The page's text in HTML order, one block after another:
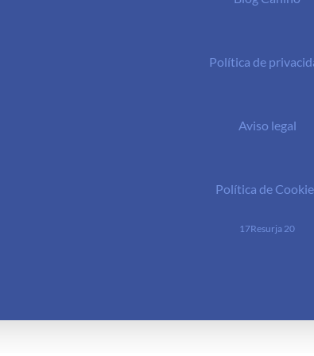
Política de
Aviso legal
Política de
17Resurja 20